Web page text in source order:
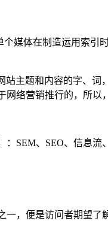
个媒体在制造运用索
主题和内容的字、词
络营销推行的，所以
SEM、SEO、信息
，便是访问者期望了